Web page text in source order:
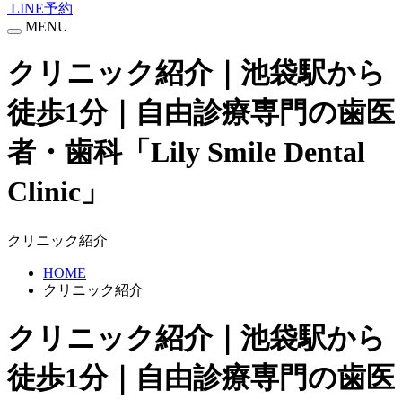
LINE予約
MENU
クリニック紹介｜池袋駅から
徒歩1分｜自由診療専門の歯医
者・歯科「Lily Smile Dental
Clinic」
クリニック紹介
HOME
クリニック紹介
クリニック紹介｜池袋駅から
徒歩1分｜自由診療専門の歯医